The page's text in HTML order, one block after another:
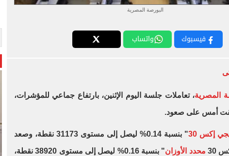
البورصة المصرية
فيسبوك واتساب
المصرية، تعاملات جلسة اليوم الإثنين، بارتفاع جماعي للمؤشرات،
أمس على صعود.
إكس 30 " بنسبة 0.14% ليصل إلى مستوى 31173 نقطة، وصعد
30 محدد الأوزان " بنسبة 0.16% ليصل إلى مستوى 38920 نقطة،